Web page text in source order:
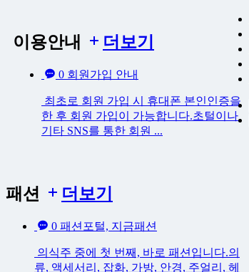
이용안내 더보기
0 회원가입 안내
최초로 회원 가입 시 휴대폰 본인인증을
한 후 회원 가입이 가능합니다.초털이나
기타 SNS를 통한 회원 ...
패션 더보기
0 패션포털, 지금패션
의식주 중에 첫 번째, 바로 패션입니다.의
류, 액세서리, 잡화, 가방, 안경, 주얼리, 헤